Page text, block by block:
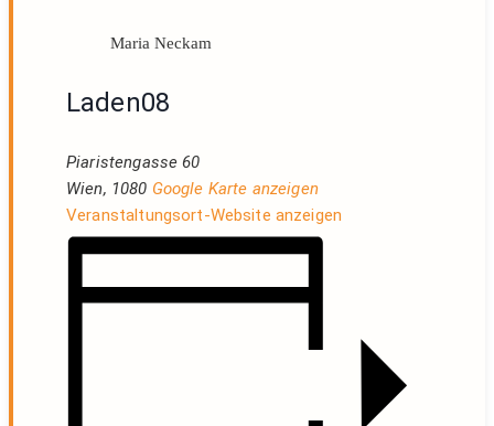
Maria Neckam
Laden08
Piaristengasse 60
Wien, 1080 Google Karte anzeigen
Veranstaltungsort-Website anzeigen